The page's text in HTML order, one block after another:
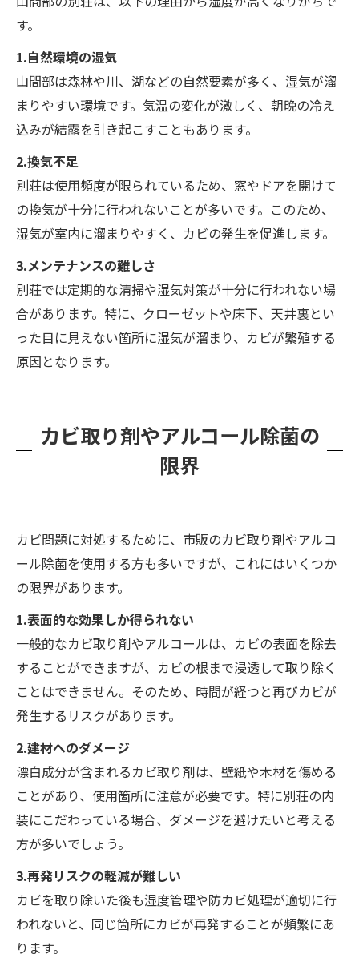
す。
1.自然環境の湿気
山間部は森林や川、湖などの自然要素が多く、湿気が溜
まりやすい環境です。気温の変化が激しく、朝晩の冷え
込みが結露を引き起こすこともあります。
2.換気不足
別荘は使用頻度が限られているため、窓やドアを開けて
の換気が十分に行われないことが多いです。このため、
湿気が室内に溜まりやすく、カビの発生を促進します。
3.メンテナンスの難しさ
別荘では定期的な清掃や湿気対策が十分に行われない場
合があります。特に、クローゼットや床下、天井裏とい
った目に見えない箇所に湿気が溜まり、カビが繁殖する
原因となります。
カビ取り剤やアルコール除菌の
限界
カビ問題に対処するために、市販のカビ取り剤やアルコ
ール除菌を使用する方も多いですが、これにはいくつか
の限界があります。
1.表面的な効果しか得られない
一般的なカビ取り剤やアルコールは、カビの表面を除去
することができますが、カビの根まで浸透して取り除く
ことはできません。そのため、時間が経つと再びカビが
発生するリスクがあります。
2.建材へのダメージ
漂白成分が含まれるカビ取り剤は、壁紙や木材を傷める
ことがあり、使用箇所に注意が必要です。特に別荘の内
装にこだわっている場合、ダメージを避けたいと考える
方が多いでしょう。
3.再発リスクの軽減が難しい
カビを取り除いた後も湿度管理や防カビ処理が適切に行
われないと、同じ箇所にカビが再発することが頻繁にあ
ります。